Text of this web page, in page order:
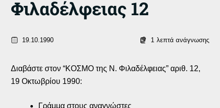
Φιλαδέλφειας 12
19.10.1990 1 λεπτά ανάγνωσης
Διαβάστε στον “ΚΟΣΜΟ της Ν. Φιλαδέλφειας” αριθ. 12,
19 Οκτωβρίου 1990:
Γράμμα στους αναγνώστες